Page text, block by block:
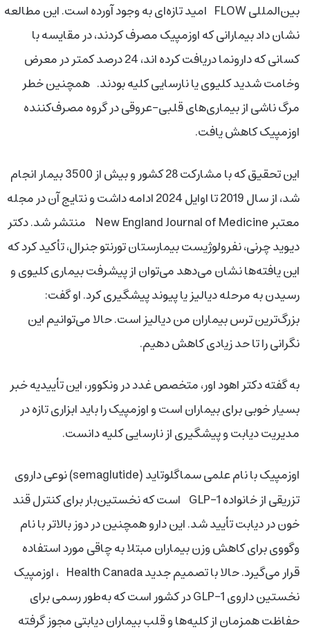
بین‌المللی FLOW امید تازه‌ای به وجود آورده است. این مطالعه
نشان داد بیمارانی که اوزمپیک مصرف کردند، در مقایسه با
کسانی که دارونما دریافت کرده اند، 24 درصد کمتر در معرض
وخامت شدید کلیوی یا نارسایی کلیه بودند. همچنین خطر
مرگ ناشی از بیماری‌های قلبی–عروقی در گروه مصرف‌کننده
اوزمپیک کاهش یافت.
این تحقیق که با مشارکت 28 کشور و بیش از 3500 بیمار انجام
شد، از سال 2019 تا اوایل 2024 ادامه داشت و نتایج آن در مجله
معتبر New England Journal of Medicine منتشر شد. دکتر
دیوید چرنی، نفرولوژیست بیمارستان تورنتو جنرال، تأکید کرد که
این یافته‌ها نشان می‌دهد می‌توان از پیشرفت بیماری کلیوی و
رسیدن به مرحله دیالیز یا پیوند پیشگیری کرد. او گفت:
بزرگ‌ترین ترس بیماران من دیالیز است. حالا می‌توانیم این
نگرانی را تا حد زیادی کاهش دهیم.
به گفته دکتر اهود اور، متخصص غدد در ونکوور، این تأییدیه خبر
بسیار خوبی برای بیماران است و اوزمپیک را باید ابزاری تازه در
مدیریت دیابت و پیشگیری از نارسایی کلیه دانست.
اوزمپیک با نام علمی سماگلوتاید (semaglutide) نوعی داروی
تزریقی از خانواده GLP-1
است که نخستین‌بار برای کنترل قند
خون در دیابت تأیید شد. این دارو همچنین در دوز بالاتر با نام
وگوویبرای کاهش وزن بیماران مبتلا به چاقی مورد استفاده
قرار می‌گیرد. حالا با تصمیم جدید Health Canada ، اوزمپیک
نخستین داروی GLP-1 در کشور است که به‌طور رسمی برای
حفاظت همزمان از کلیه‌ها و قلببیماران دیابتی مجوز گرفته